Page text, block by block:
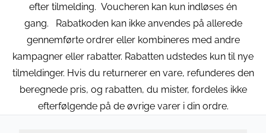
efter tilmelding. Voucheren kan kun indløses én
gang. Rabatkoden kan ikke anvendes på allerede
gennemførte ordrer eller kombineres med andre
kampagner eller rabatter. Rabatten udstedes kun til nye
tilmeldinger. Hvis du returnerer en vare, refunderes den
beregnede pris, og rabatten, du mister, fordeles ikke
efterfølgende på de øvrige varer i din ordre.